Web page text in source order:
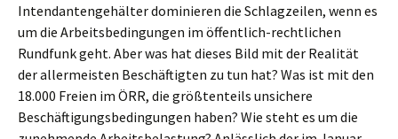
Intendantengehälter dominieren die Schlagzeilen, wenn es
um die Arbeitsbedingungen im öffentlich-rechtlichen
Rundfunk geht. Aber was hat dieses Bild mit der Realität
der allermeisten Beschäftigten zu tun hat? Was ist mit den
18.000 Freien im ÖRR, die größtenteils unsichere
Beschäftigungsbedingungen haben? Wie steht es um die